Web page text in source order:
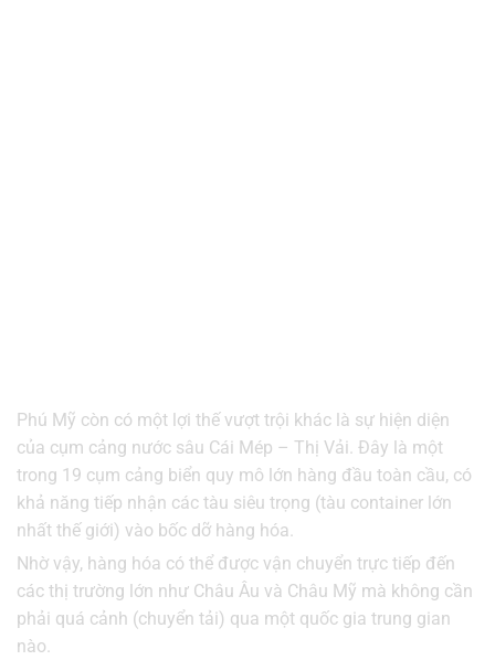
Phú Mỹ còn có một lợi thế vượt trội khác là sự hiện diện
của cụm cảng nước sâu Cái Mép – Thị Vải. Đây là một
trong 19 cụm cảng biển quy mô lớn hàng đầu toàn cầu, có
khả năng tiếp nhận các tàu siêu trọng (tàu container lớn
nhất thế giới) vào bốc dỡ hàng hóa.
Nhờ vậy, hàng hóa có thể được vận chuyển trực tiếp đến
các thị trường lớn như Châu Âu và Châu Mỹ mà không cần
phải quá cảnh (chuyển tải) qua một quốc gia trung gian
nào.